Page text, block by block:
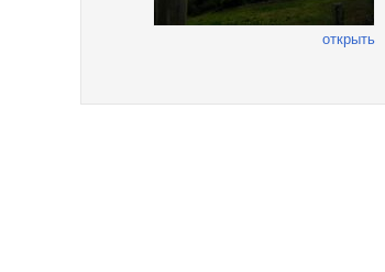
открыть